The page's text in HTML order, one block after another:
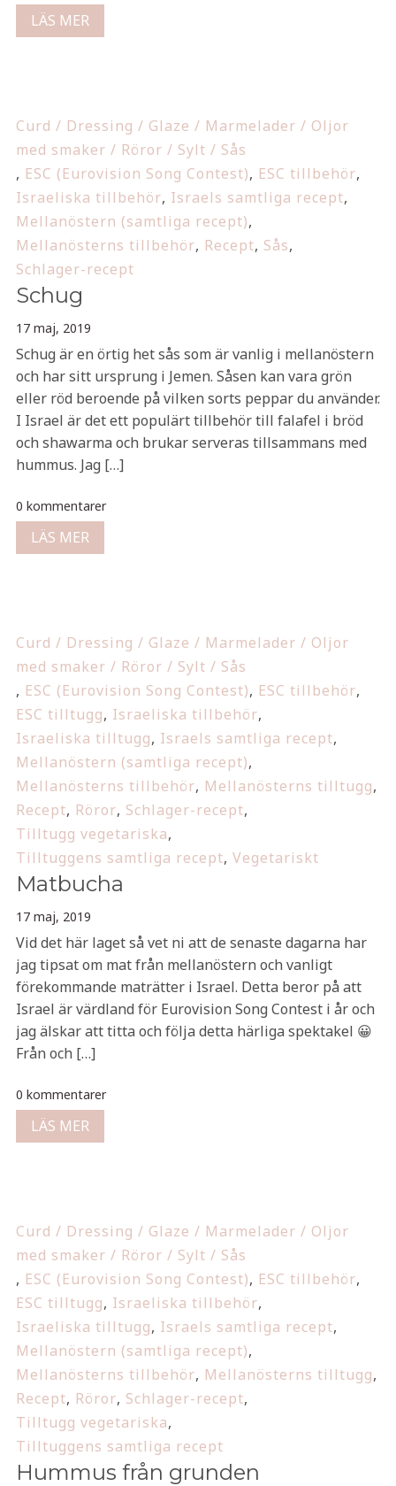
LÄS MER
Curd / Dressing / Glaze / Marmelader / Oljor
med smaker / Röror / Sylt / Sås
, ESC (Eurovision Song Contest), ESC tillbehör,
Israeliska tillbehör, Israels samtliga recept,
Mellanöstern (samtliga recept),
Mellanösterns tillbehör, Recept, Sås,
Schlager-recept
Schug
17 maj, 2019
Schug är en örtig het sås som är vanlig i mellanöstern
och har sitt ursprung i Jemen. Såsen kan vara grön
eller röd beroende på vilken sorts peppar du använder.
I Israel är det ett populärt tillbehör till falafel i bröd
och shawarma och brukar serveras tillsammans med
hummus. Jag […]
0 kommentarer
LÄS MER
Curd / Dressing / Glaze / Marmelader / Oljor
med smaker / Röror / Sylt / Sås
, ESC (Eurovision Song Contest), ESC tillbehör,
ESC tilltugg, Israeliska tillbehör,
Israeliska tilltugg, Israels samtliga recept,
Mellanöstern (samtliga recept),
Mellanösterns tillbehör, Mellanösterns tilltugg,
Recept, Röror, Schlager-recept,
Tilltugg vegetariska,
Tilltuggens samtliga recept, Vegetariskt
Matbucha
17 maj, 2019
Vid det här laget så vet ni att de senaste dagarna har
jag tipsat om mat från mellanöstern och vanligt
förekommande maträtter i Israel. Detta beror på att
Israel är värdland för Eurovision Song Contest i år och
jag älskar att titta och följa detta härliga spektakel 😀
Från och […]
0 kommentarer
LÄS MER
Curd / Dressing / Glaze / Marmelader / Oljor
med smaker / Röror / Sylt / Sås
, ESC (Eurovision Song Contest), ESC tillbehör,
ESC tilltugg, Israeliska tillbehör,
Israeliska tilltugg, Israels samtliga recept,
Mellanöstern (samtliga recept),
Mellanösterns tillbehör, Mellanösterns tilltugg,
Recept, Röror, Schlager-recept,
Tilltugg vegetariska,
Tilltuggens samtliga recept
Hummus från grunden